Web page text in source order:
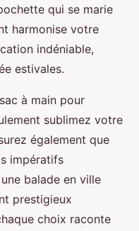
qui se marie
harmonise votre
indéniable,
estivales.
à main pour
sublimez votre
également que
impératifs
balade en ville
prestigieux
choix raconte